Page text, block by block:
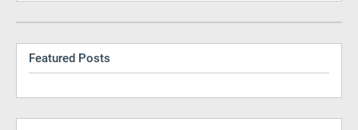
Featured Posts